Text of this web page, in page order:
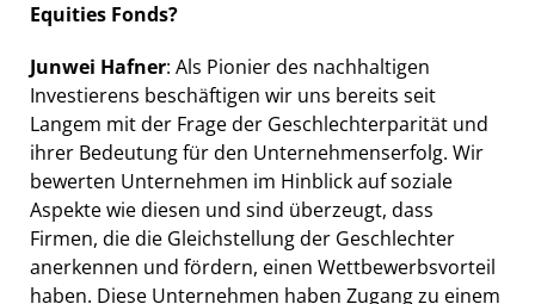
Equities Fonds?
Junwei Hafner: Als Pionier des nachhaltigen
Investierens beschäftigen wir uns bereits seit
Langem mit der Frage der Geschlechterparität und
ihrer Bedeutung für den Unternehmenserfolg. Wir
bewerten Unternehmen im Hinblick auf soziale
Aspekte wie diesen und sind überzeugt, dass
Firmen, die die Gleichstellung der Geschlechter
anerkennen und fördern, einen Wettbewerbsvorteil
haben. Diese Unternehmen haben Zugang zu einem